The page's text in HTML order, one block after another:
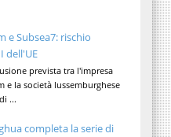
e Subsea7: rischio
dell'UE
prevista tra l'impresa
e la società lussemburghese
...
completa la serie di